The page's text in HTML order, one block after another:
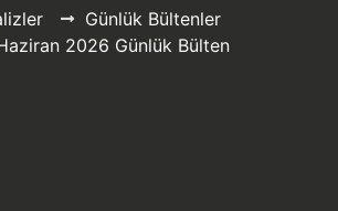
Günlük Bültenler
2026 Günlük Bülten